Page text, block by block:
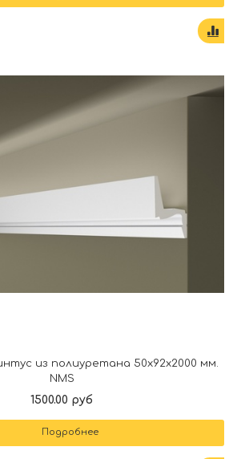
из полиуретана 50x92x2000 мм.
NMS
1500.00 руб
Подробнее